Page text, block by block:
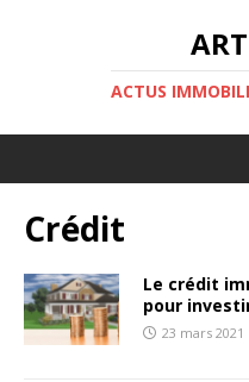
ACTUS
Crédit
Le crédit
pour
23 mars 2021